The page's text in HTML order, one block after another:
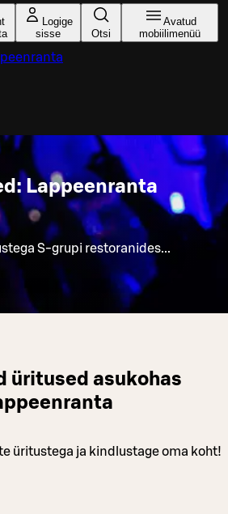
Logige
sisse
Otsi
Avatud
mobiilimenüü
Lappeenranta
S-grupi restoranides...
üritused asukohas
üritustega ja kindlustage oma koht!